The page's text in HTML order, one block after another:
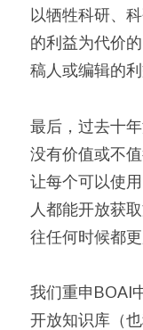
以牺牲科研、
的利益为代价
稿人或编辑的利
最后，过去十
没有价值或不
让每个可以使
人都能开放获
往任何时候都更
我们重申BOAI
开放知识库（